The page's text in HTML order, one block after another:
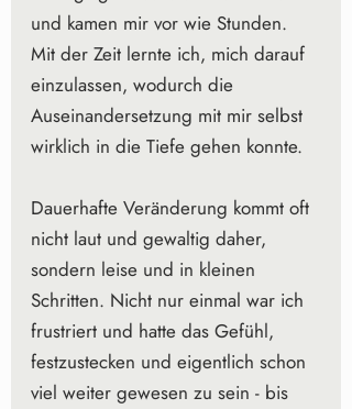
und kamen mir vor wie Stunden.
Mit der Zeit lernte ich, mich darauf
einzulassen, wodurch die
Auseinandersetzung mit mir selbst
wirklich in die Tiefe gehen konnte.
Dauerhafte Veränderung kommt oft
nicht laut und gewaltig daher,
sondern leise und in kleinen
Schritten. Nicht nur einmal war ich
frustriert und hatte das Gefühl,
festzustecken und eigentlich schon
viel weiter gewesen zu sein - bis